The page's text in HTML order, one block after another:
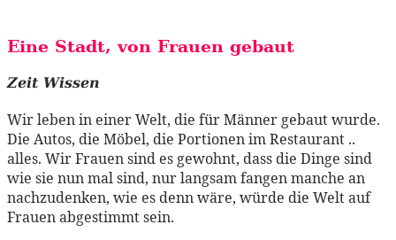
Eine Stadt, von Frauen gebaut
Zeit Wissen
Wir leben in einer Welt, die für Männer gebaut wurde.
Die Autos, die Möbel, die Portionen im Restaurant ..
alles. Wir Frauen sind es gewohnt, dass die Dinge sind
wie sie nun mal sind, nur langsam fangen manche an
nachzudenken, wie es denn wäre, würde die Welt auf
Frauen abgestimmt sein.